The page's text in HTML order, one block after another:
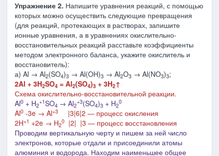
Упражнение 2. Напишите уравнения реакций, с помощью
которых можно осуществить следующие превращения
(для реакций, протекающих в растворах, запишите
ионные уравнения, а в уравнениях окислительно-
восстановительных реакций расставьте коэффициенты
методом электронного баланса, укажите окислитель и
восстановитель):
а) Al → Al2(SO4)3 → Al(OH)3 → Al2O3 → Al(NO3)3;
2Al + 3H2SO4 = Al2(SO4)3 + 3H2↑
Схема окислительно-восстановительной реакции.
Al0 + H2
+1SO4 → Al2
+3(SO4)3 + H2
0
Al0 -3e → Al+3
|3|6|2 ― процесс окисления
2H+1 +2e → H2
0 |2| |3 ― процесс восстановления
Проводим вертикальную черту и пишем за ней число
электронов, которые отдали и присоединили атомы
алюминия и водорода. Находим наименьшее общее